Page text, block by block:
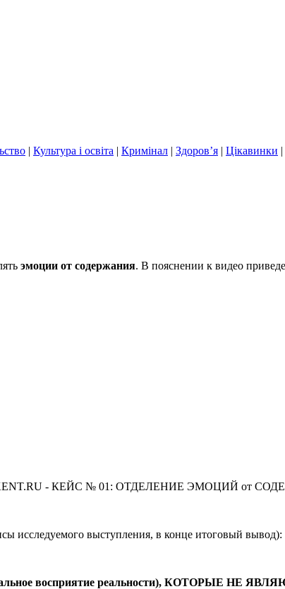
| Культура і освіта | Кримінал | Здоров’я | Цікавинки |
эмоции от содержания. В пояснении к видео
- КЕЙС № 01: ОТДЕЛЕНИЕ ЭМОЦИЙ от
исследуемого выступления, в конце итоговый вывод):
восприятие реальности), КОТОРЫЕ НЕ